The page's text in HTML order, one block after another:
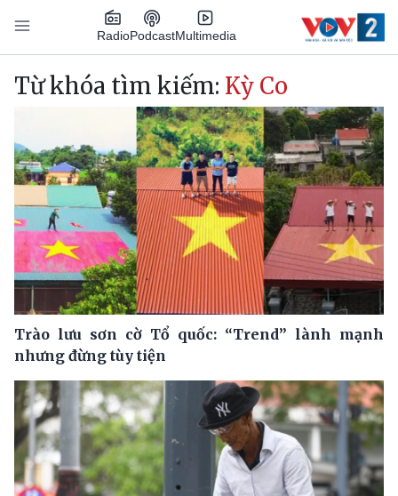
Nhảy đến nội dung
RadioPodcastMultimedia
Main navigation
Từ khóa tìm kiếm: Kỳ Co
Trào lưu sơn cờ Tổ quốc: “Trend” lành mạnh
nhưng đừng tùy tiện